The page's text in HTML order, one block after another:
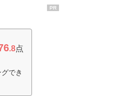
.8点
でき
PR